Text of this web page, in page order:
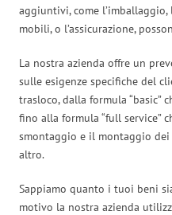
aggiuntivi, come
mobili, o l’assicurazione,
La nostra azienda offre un
sulle esigenze specifiche del
trasloco, dalla formula “basic”
fino alla formula “full service”
smontaggio e il montaggio dei
altro.
Sappiamo quanto i tuoi beni
motivo la nostra azienda